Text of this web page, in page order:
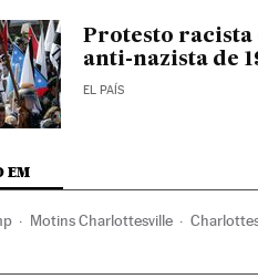
Protesto
anti-nazista de
EL PAÍS
EM
Motins Charlottesville